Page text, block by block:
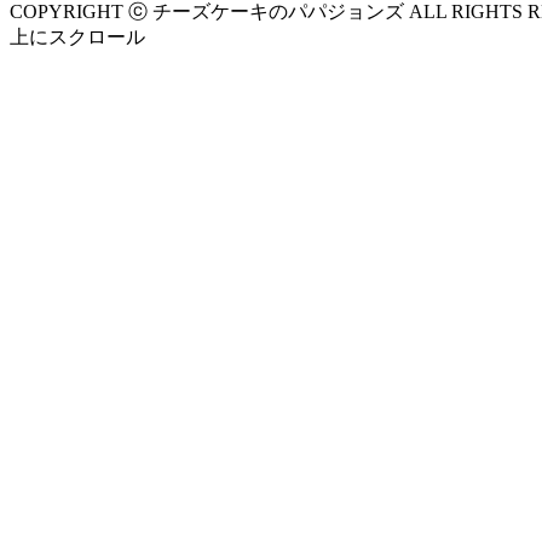
COPYRIGHT ⓒ チーズケーキのパパジョンズ ALL RIGHTS
上にスクロール